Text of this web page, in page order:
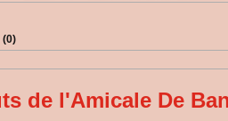
(0)
de l'Amicale De